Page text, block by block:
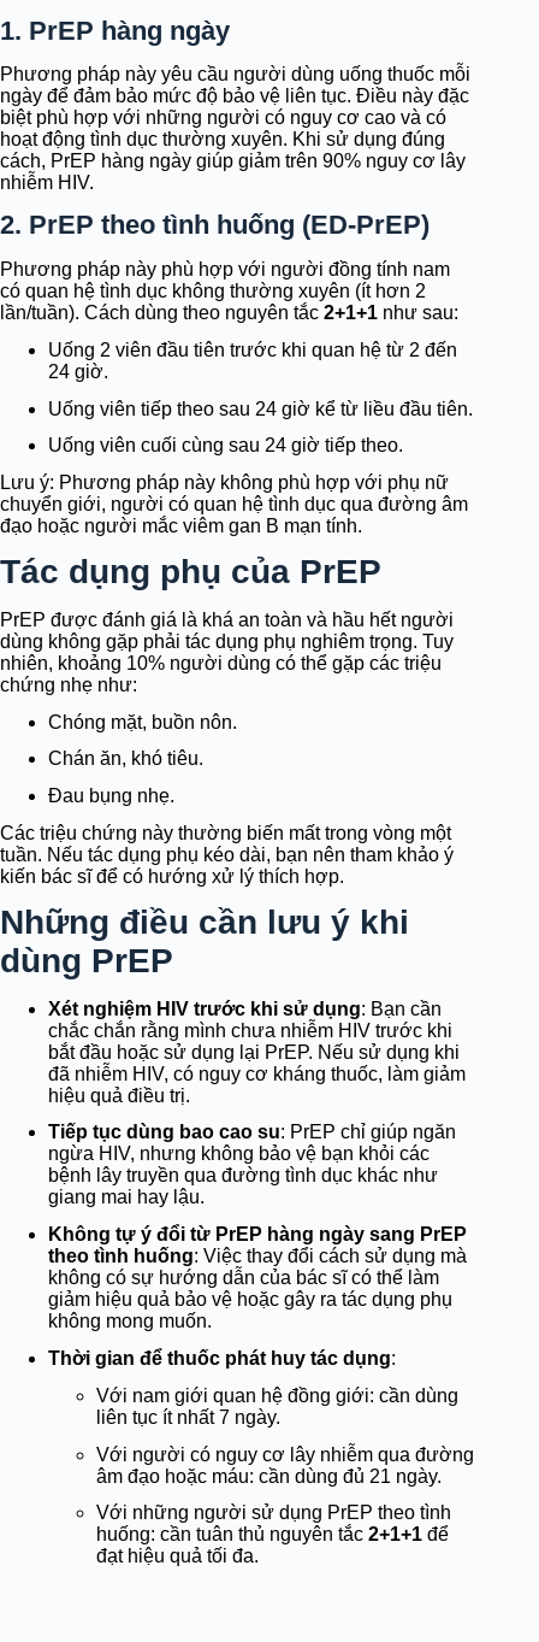
1. PrEP hàng ngày
Phương pháp này yêu cầu người dùng uống thuốc mỗi
ngày để đảm bảo mức độ bảo vệ liên tục. Điều này đặc
biệt phù hợp với những người có nguy cơ cao và có
hoạt động tình dục thường xuyên. Khi sử dụng đúng
cách, PrEP hàng ngày giúp giảm trên 90% nguy cơ lây
nhiễm HIV.
2. PrEP theo tình huống (ED-PrEP)
Phương pháp này phù hợp với người đồng tính nam
có quan hệ tình dục không thường xuyên (ít hơn 2
lần/tuần). Cách dùng theo nguyên tắc 2+1+1 như sau:
Uống 2 viên đầu tiên trước khi quan hệ từ 2 đến
24 giờ.
Uống viên tiếp theo sau 24 giờ kể từ liều đầu tiên.
Uống viên cuối cùng sau 24 giờ tiếp theo.
Lưu ý: Phương pháp này không phù hợp với phụ nữ
chuyển giới, người có quan hệ tình dục qua đường âm
đạo hoặc người mắc viêm gan B mạn tính.
Tác dụng phụ của PrEP
PrEP được đánh giá là khá an toàn và hầu hết người
dùng không gặp phải tác dụng phụ nghiêm trọng. Tuy
nhiên, khoảng 10% người dùng có thể gặp các triệu
chứng nhẹ như:
Chóng mặt, buồn nôn.
Chán ăn, khó tiêu.
Đau bụng nhẹ.
Các triệu chứng này thường biến mất trong vòng một
tuần. Nếu tác dụng phụ kéo dài, bạn nên tham khảo ý
kiến bác sĩ để có hướng xử lý thích hợp.
Những điều cần lưu ý khi
dùng PrEP
Xét nghiệm HIV trước khi sử dụng: Bạn cần
chắc chắn rằng mình chưa nhiễm HIV trước khi
bắt đầu hoặc sử dụng lại PrEP. Nếu sử dụng khi
đã nhiễm HIV, có nguy cơ kháng thuốc, làm giảm
hiệu quả điều trị.
Tiếp tục dùng bao cao su: PrEP chỉ giúp ngăn
ngừa HIV, nhưng không bảo vệ bạn khỏi các
bệnh lây truyền qua đường tình dục khác như
giang mai hay lậu.
Không tự ý đổi từ PrEP hàng ngày sang PrEP
theo tình huống: Việc thay đổi cách sử dụng mà
không có sự hướng dẫn của bác sĩ có thể làm
giảm hiệu quả bảo vệ hoặc gây ra tác dụng phụ
không mong muốn.
Thời gian để thuốc phát huy tác dụng:
Với nam giới quan hệ đồng giới: cần dùng
liên tục ít nhất 7 ngày.
Với người có nguy cơ lây nhiễm qua đường
âm đạo hoặc máu: cần dùng đủ 21 ngày.
Với những người sử dụng PrEP theo tình
huống: cần tuân thủ nguyên tắc 2+1+1 để
đạt hiệu quả tối đa.